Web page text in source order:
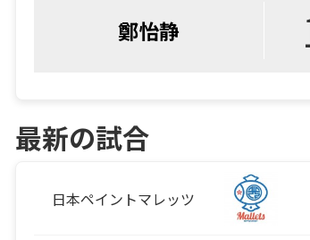
鄭怡静
最新の試合
日本ペイントマレッツ